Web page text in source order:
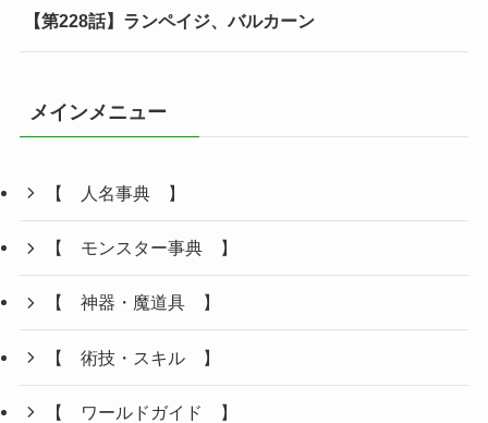
【第228話】ランペイジ、バルカーン
メインメニュー
【 人名事典 】
【 モンスター事典 】
【 神器・魔道具 】
【 術技・スキル 】
【 ワールドガイド 】